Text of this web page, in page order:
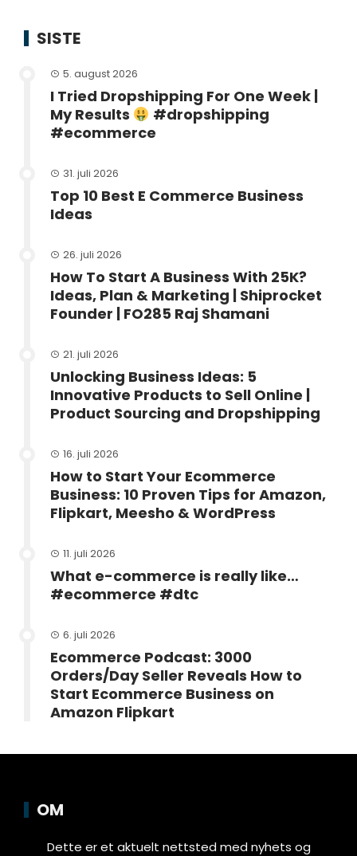
SISTE
5. august 2026
I Tried Dropshipping For One Week |
My Results
#dropshipping
#ecommerce
31. juli 2026
Top 10 Best E Commerce Business
Ideas
26. juli 2026
How To Start A Business With 25K?
Ideas, Plan & Marketing | Shiprocket
Founder | FO285 Raj Shamani
21. juli 2026
Unlocking Business Ideas: 5
Innovative Products to Sell Online |
Product Sourcing and Dropshipping
16. juli 2026
How to Start Your Ecommerce
Business: 10 Proven Tips for Amazon,
Flipkart, Meesho & WordPress
11. juli 2026
What e-commerce is really like…
#ecommerce #dtc
6. juli 2026
Ecommerce Podcast: 3000
Orders/Day Seller Reveals How to
Start Ecommerce Business on
Amazon Flipkart
OM
Dette er et aktuelt nettsted med nyhets og